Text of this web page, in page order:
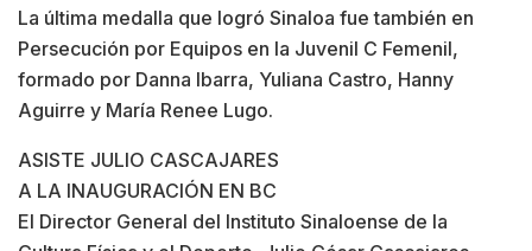
La última medalla que logró Sinaloa fue también en
Persecución por Equipos en la Juvenil C Femenil,
formado por Danna Ibarra, Yuliana Castro, Hanny
Aguirre y María Renee Lugo.
ASISTE JULIO CASCAJARES
A LA INAUGURACIÓN EN BC
El Director General del Instituto Sinaloense de la